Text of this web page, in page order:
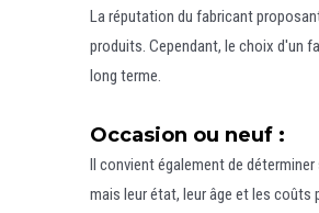
La réputation du fabricant
produits. Cependant, le choix d'un
long terme.
Occasion ou neuf :
Il convient également de
mais leur état, leur âge et les coûts